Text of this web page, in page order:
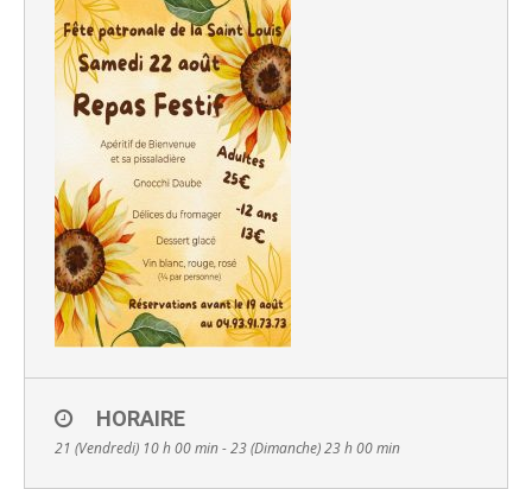
HORAIRE
21 (Vendredi) 10 h 00 min - 23 (Dimanche) 23 h 00 min